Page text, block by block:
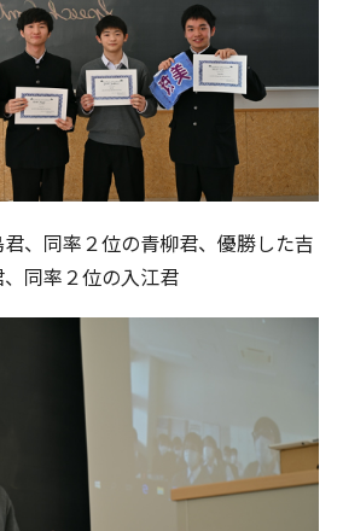
、同率２位の青柳君、優勝した吉
、同率２位の入江君